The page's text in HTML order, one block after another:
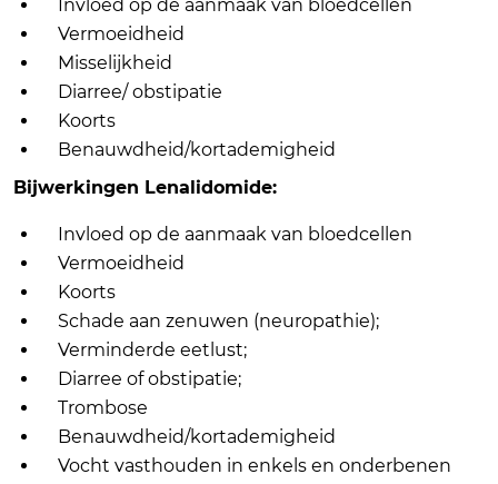
Invloed op de aanmaak van bloedcellen
Vermoeidheid
Misselijkheid
Diarree/ obstipatie
Koorts
Benauwdheid/kortademigheid
Bijwerkingen Lenalidomide:
Invloed op de aanmaak van bloedcellen
Vermoeidheid
Koorts
Schade aan zenuwen (neuropathie);
Verminderde eetlust;
Diarree of obstipatie;
Trombose
Benauwdheid/kortademigheid
Vocht vasthouden in enkels en onderbenen